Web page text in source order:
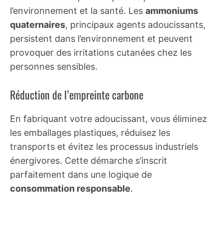
l’environnement et la santé. Les ammoniums
quaternaires, principaux agents adoucissants,
persistent dans l’environnement et peuvent
provoquer des irritations cutanées chez les
personnes sensibles.
Réduction de l’empreinte carbone
En fabriquant votre adoucissant, vous éliminez
les emballages plastiques, réduisez les
transports et évitez les processus industriels
énergivores. Cette démarche s’inscrit
parfaitement dans une logique de
consommation responsable.